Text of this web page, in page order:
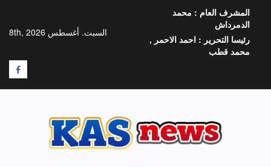
المحتوى
السبت. أغسطس 8th, 2026
المشرف العام : محمد
الدمرداش
رئيسا التحرير : احمد الاحمر ,
محمد قطب
F